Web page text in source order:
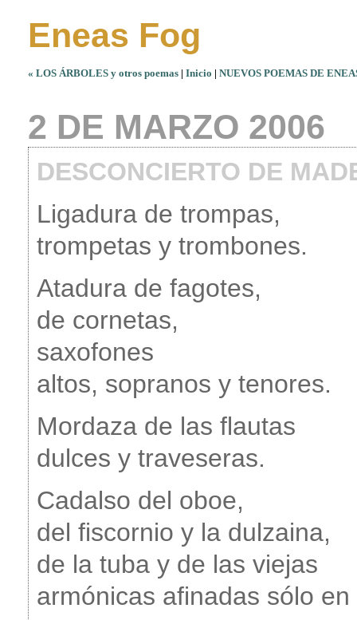
Eneas Fog
« LOS ÁRBOLES y otros poemas | Inicio | NUEVOS POEMAS DE
2 DE MARZO 2006
DESCONCIERTO DE
Ligadura de trompas,
trompetas y trombones.
Atadura de fagotes,
de cornetas,
saxofones
altos, sopranos y tenores.
Mordaza de las flautas
dulces y traveseras.
Cadalso del oboe,
del fiscornio y la dulzaina,
de la tuba y de las viejas
armónicas afinadas sólo en